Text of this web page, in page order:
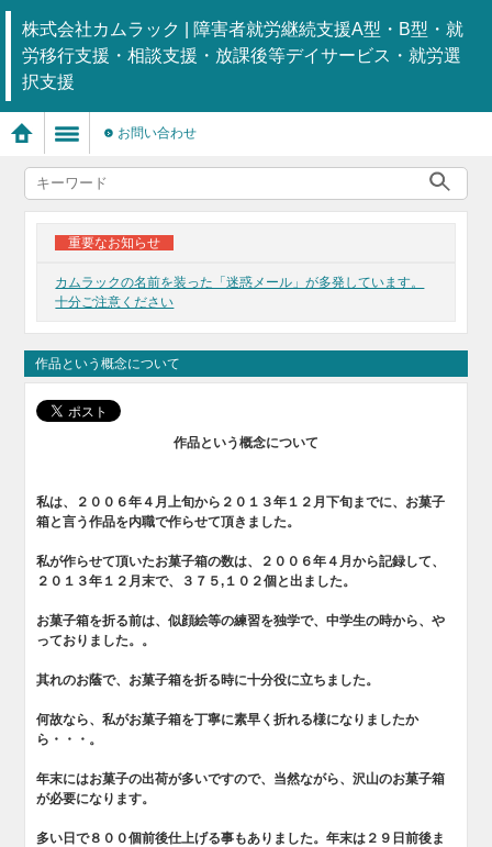
株式会社カムラック | 障害者就労継続支援A型・B型・就
労移行支援・相談支援・放課後等デイサービス・就労選
択支援
お問い合わせ
重要なお知らせ
カムラックの名前を装った「迷惑メール」が多発しています。
十分ご注意ください
作品という概念について
作品という概念について
私は、２００６年４月上旬から２０１３年１２月下旬までに、お菓子
箱と言う作品を内職で作らせて頂きました。
私が作らせて頂いたお菓子箱の数は、２００６年４月から記録して、
２０１３年１２月末で、３７５,１０２個と出ました。
お菓子箱を折る前は、似顔絵等の練習を独学で、中学生の時から、や
っておりました。。
其れのお蔭で、お菓子箱を折る時に十分役に立ちました。
何故なら、私がお菓子箱を丁寧に素早く折れる様になりましたか
ら・・・。
年末にはお菓子の出荷が多いですので、当然ながら、沢山のお菓子箱
が必要になります。
多い日で８００個前後仕上げる事もありました。年末は２９日前後ま